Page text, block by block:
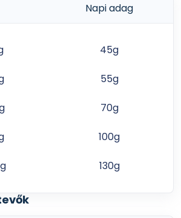
Napi adag
45g
55g
70g
100g
130g